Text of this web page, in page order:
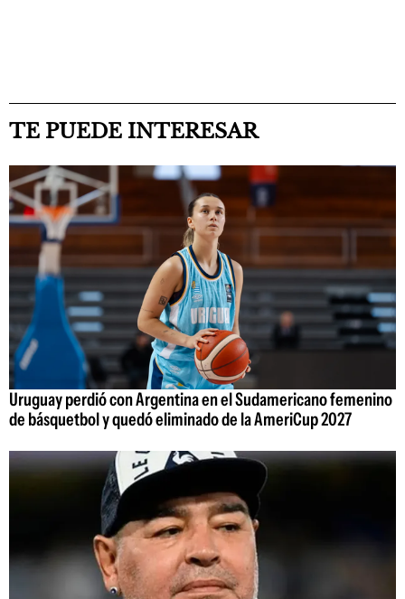
TE PUEDE INTERESAR
Uruguay perdió con Argentina en el Sudamericano femenino
de básquetbol y quedó eliminado de la AmeriCup 2027